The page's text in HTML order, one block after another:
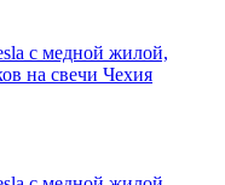
с медной жилой,
на свечи Чехия